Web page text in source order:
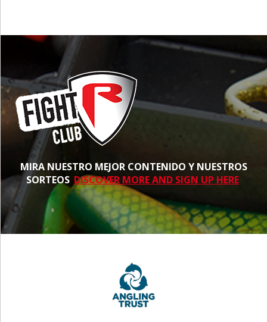
MIRA NUESTRO MEJOR CONTENIDO Y NUESTROS
SORTEOS DISCOVER MORE AND SIGN UP HERE